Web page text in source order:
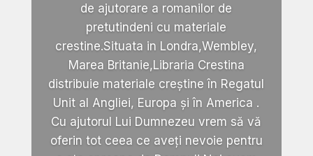
de ajutorare a romanilor de
pretutindeni cu materiale
crestine.Situata in Londra,Wembley,
Marea Britanie,Libraria Crestina
distribuie materiale creștine în Regatul
Unit al Angliei, Europa și în America .
Cu ajutorul Lui Dumnezeu vrem să vă
oferin tot ceea ce aveți nevoie pentru